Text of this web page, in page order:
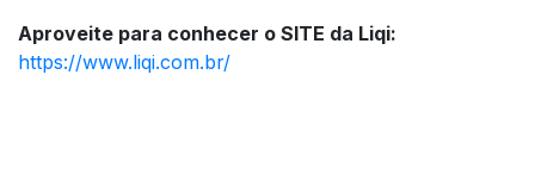
Aproveite para conhecer o SITE da Liqi:
https://www.liqi.com.br/